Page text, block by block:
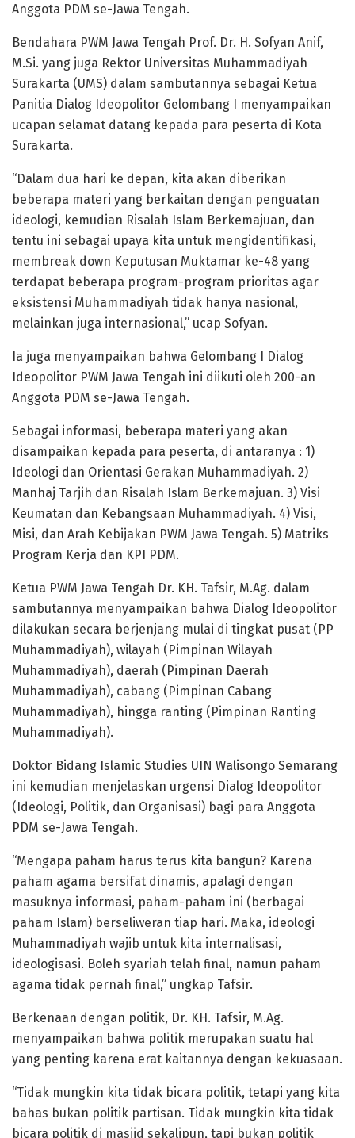
Anggota PDM se-Jawa Tengah.
Bendahara PWM Jawa Tengah Prof. Dr. H. Sofyan Anif,
M.Si. yang juga Rektor Universitas Muhammadiyah
Surakarta (UMS) dalam sambutannya sebagai Ketua
Panitia Dialog Ideopolitor Gelombang I menyampaikan
ucapan selamat datang kepada para peserta di Kota
Surakarta.
“Dalam dua hari ke depan, kita akan diberikan
beberapa materi yang berkaitan dengan penguatan
ideologi, kemudian Risalah Islam Berkemajuan, dan
tentu ini sebagai upaya kita untuk mengidentifikasi,
membreak down Keputusan Muktamar ke-48 yang
terdapat beberapa program-program prioritas agar
eksistensi Muhammadiyah tidak hanya nasional,
melainkan juga internasional,” ucap Sofyan.
Ia juga menyampaikan bahwa Gelombang I Dialog
Ideopolitor PWM Jawa Tengah ini diikuti oleh 200-an
Anggota PDM se-Jawa Tengah.
Sebagai informasi, beberapa materi yang akan
disampaikan kepada para peserta, di antaranya : 1)
Ideologi dan Orientasi Gerakan Muhammadiyah. 2)
Manhaj Tarjih dan Risalah Islam Berkemajuan. 3) Visi
Keumatan dan Kebangsaan Muhammadiyah. 4) Visi,
Misi, dan Arah Kebijakan PWM Jawa Tengah. 5) Matriks
Program Kerja dan KPI PDM.
Ketua PWM Jawa Tengah Dr. KH. Tafsir, M.Ag. dalam
sambutannya menyampaikan bahwa Dialog Ideopolitor
dilakukan secara berjenjang mulai di tingkat pusat (PP
Muhammadiyah), wilayah (Pimpinan Wilayah
Muhammadiyah), daerah (Pimpinan Daerah
Muhammadiyah), cabang (Pimpinan Cabang
Muhammadiyah), hingga ranting (Pimpinan Ranting
Muhammadiyah).
Doktor Bidang Islamic Studies UIN Walisongo Semarang
ini kemudian menjelaskan urgensi Dialog Ideopolitor
(Ideologi, Politik, dan Organisasi) bagi para Anggota
PDM se-Jawa Tengah.
“Mengapa paham harus terus kita bangun? Karena
paham agama bersifat dinamis, apalagi dengan
masuknya informasi, paham-paham ini (berbagai
paham Islam) berseliweran tiap hari. Maka, ideologi
Muhammadiyah wajib untuk kita internalisasi,
ideologisasi. Boleh syariah telah final, namun paham
agama tidak pernah final,” ungkap Tafsir.
Berkenaan dengan politik, Dr. KH. Tafsir, M.Ag.
menyampaikan bahwa politik merupakan suatu hal
yang penting karena erat kaitannya dengan kekuasaan.
“Tidak mungkin kita tidak bicara politik, tetapi yang kita
bahas bukan politik partisan. Tidak mungkin kita tidak
bicara politik di masjid sekalipun, tapi bukan politik